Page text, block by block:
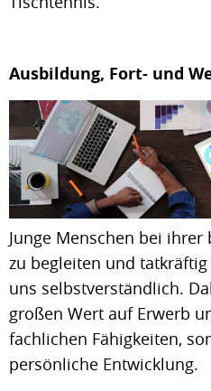
Ausbildung, Fort- und
Junge Menschen bei
zu begleiten und
uns selbstverständlich.
großen Wert auf Erwerb
fachlichen Fähigkeiten,
persönliche Entwicklung.